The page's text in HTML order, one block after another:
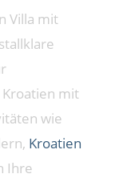
Villa mit
mit
wie
Kroatien
Ihre